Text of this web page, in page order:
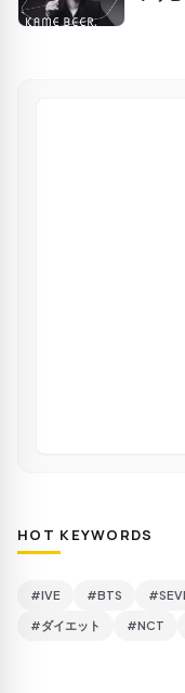
HOT KEYWORDS
#IVE #BTS
#ダイエット #NCT